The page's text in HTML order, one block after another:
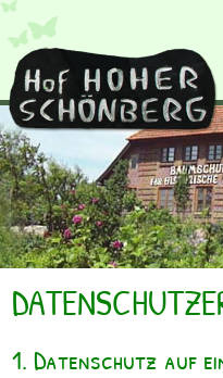
1. Datenschutz auf